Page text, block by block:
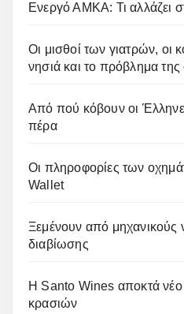
Ενεργό ΑΜΚΑ: Τι αλλάζει
Οι μισθοί των γιατρών, οι
νησιά και το πρόβλημα
Από πού κόβουν οι
πέρα
Οι πληροφορίες των
Wallet
Ξεμένουν από μηχανικούς
διαβίωσης
Η Santo Wines αποκτά νέο
κρασιών